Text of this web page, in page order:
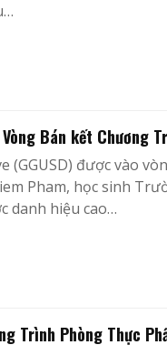
Bán kết Chương
(GGUSD) được vào
Pham, học sinh
danh hiệu cao…
Trình Phòng Thực